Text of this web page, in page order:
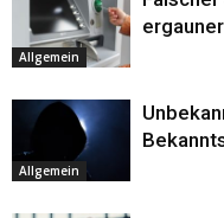
Allgemein
Allgemein